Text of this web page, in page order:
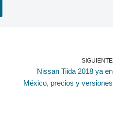
SIGUIENTE
Nissan Tiida 2018 ya en
México, precios y versiones